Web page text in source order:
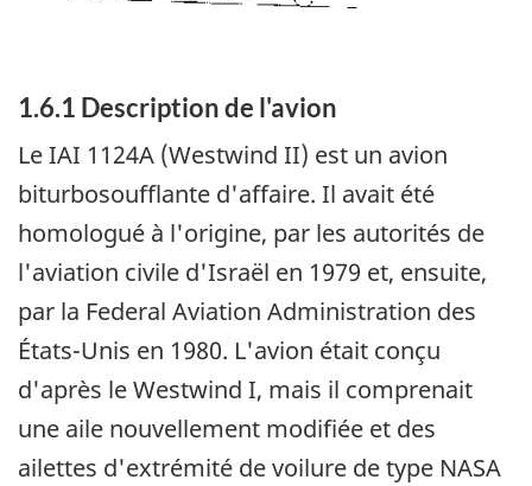
1.6.1 Description de l'avion
Le IAI 1124A (Westwind II) est un avion
biturbosoufflante d'affaire. Il avait été
homologué à l'origine, par les autorités de
l'aviation civile d'Israël en 1979 et, ensuite,
par la Federal Aviation Administration des
États-Unis en 1980. L'avion était conçu
d'après le Westwind I, mais il comprenait
une aile nouvellement modifiée et des
ailettes d'extrémité de voilure de type NASA